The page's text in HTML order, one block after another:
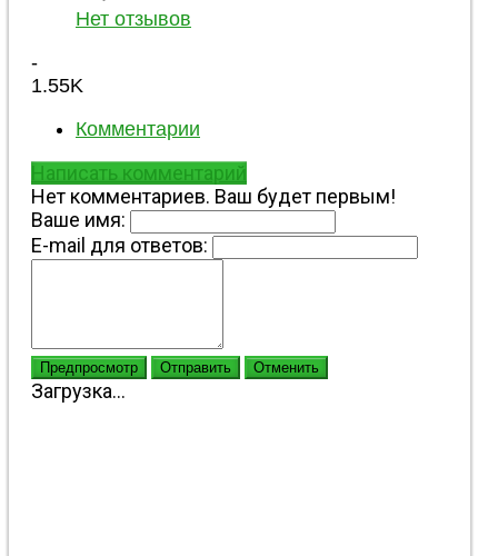
Нет отзывов
-
1.55K
Комментарии
Написать комментарий
Нет комментариев. Ваш будет первым!
Ваше имя:
E-mail для ответов:
Предпросмотр Отправить Отменить
Загрузка...